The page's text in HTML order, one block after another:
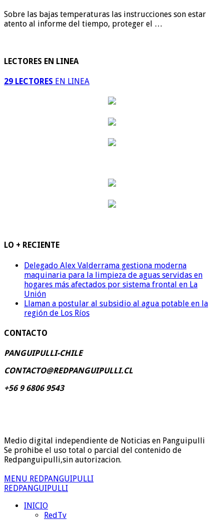
Sobre las bajas temperaturas las instrucciones son estar
atento al informe del tiempo, proteger el …
LECTORES EN LINEA
29 LECTORES EN LINEA
LO + RECIENTE
Delegado Alex Valderrama gestiona moderna
maquinaria para la limpieza de aguas servidas en
hogares más afectados por sistema frontal en La
Unión
Llaman a postular al subsidio al agua potable en la
región de Los Ríos
CONTACTO
PANGUIPULLI-CHILE
CONTACTO@REDPANGUIPULLI.CL
+56 9 6806 9543
Medio digital independiente de Noticias en Panguipulli
Se prohibe el uso total o parcial del contenido de
Redpanguipulli,sin autorizacion.
MENU REDPANGUIPULLI
REDPANGUIPULLI
INICIO
RedTv